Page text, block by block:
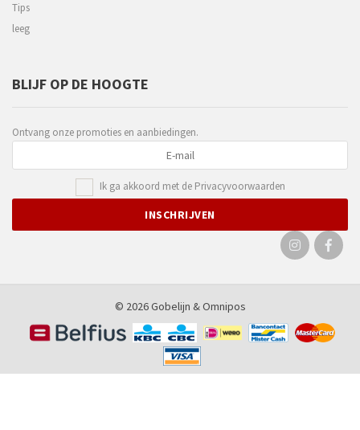
Tips
leeg
BLIJF OP DE HOOGTE
Ontvang onze promoties en aanbiedingen.
Ik ga akkoord met de Privacyvoorwaarden
© 2026 Gobelijn &Omnipos